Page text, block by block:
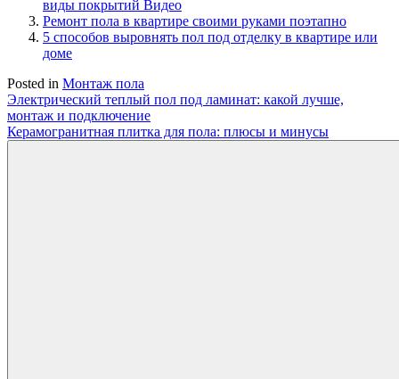
виды покрытий Видео
Ремонт пола в квартире своими руками поэтапно
5 способов выровнять пол под отделку в квартире или
доме
Posted in Монтаж пола
Навигация
по
Электрический теплый пол под ламинат: какой лучше,
монтаж и подключение
Керамогранитная плитка для пола: плюсы и минусы